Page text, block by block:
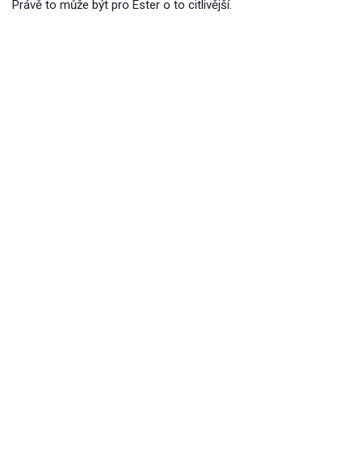
Právě to může být pro Ester o to citlivější.